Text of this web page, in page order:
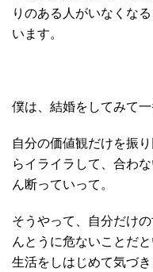
りのある人がいなくな
います。
僕は、結婚をしてみて
自分の価値観だけを振
らイライラして、合わ
ん断っていって。
そうやって、自分だけ
んとうに危ないことだ
生活をしはじめて気づき